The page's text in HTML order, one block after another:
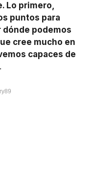
Lo primero,
puntos para
dónde podemos
cree mucho en
capaces de
.